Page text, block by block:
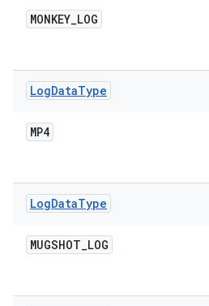
MONKEY_LOG
LogDataType
MP4
LogDataType
MUGSHOT_LOG